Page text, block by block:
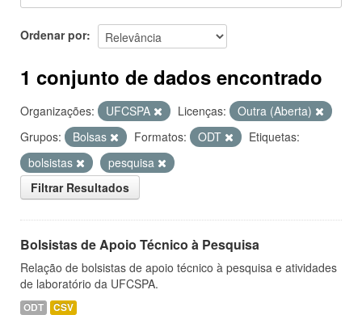
Sobre
Ordenar por
1 conjunto de dados encontrado
Organizações: UFCSPA Licenças:
Outra (Aberta)
Grupos:
Bolsas Formatos: ODT
Etiquetas:
bolsistas
pesquisa
Filtrar Resultados
Bolsistas de Apoio Técnico à Pesquisa
Relação de bolsistas de apoio técnico à pesquisa e atividades
de laboratório da UFCSPA.
ODT CSV